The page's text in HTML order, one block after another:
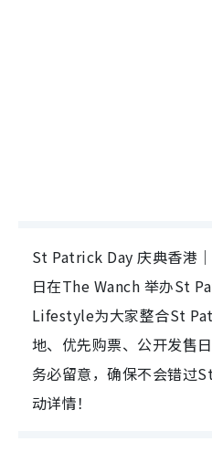
St Patrick Day 庆典香港
日在The Wanch 举办St
Lifestyle为大家整合St
地、优先购票、公开发售
务必留意，确保不会错过
动详情！